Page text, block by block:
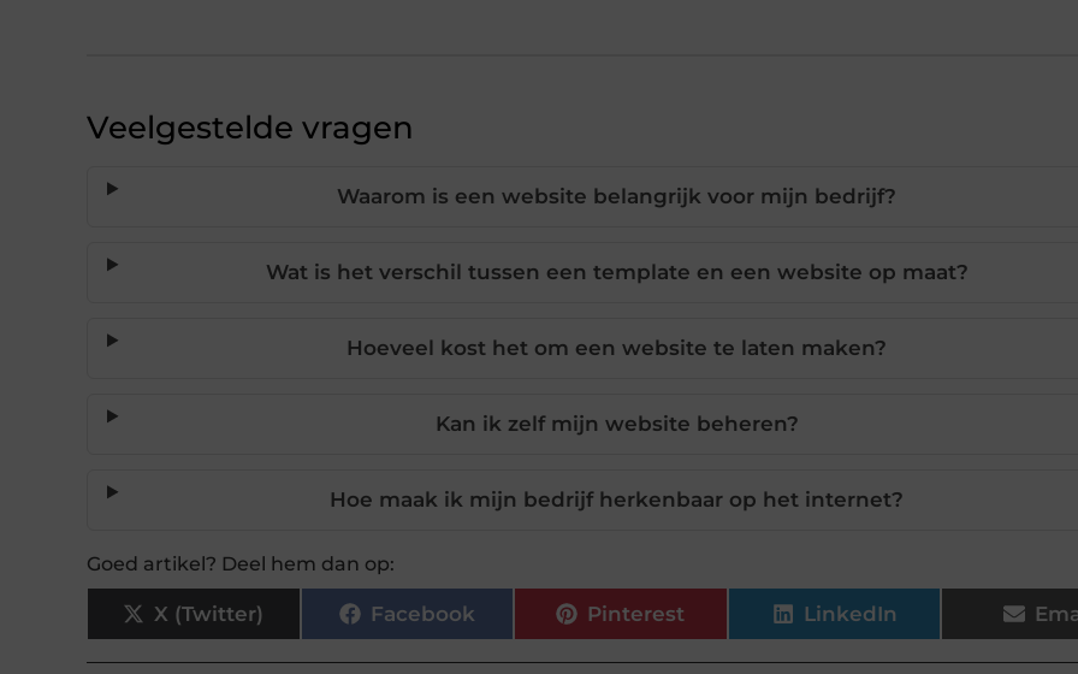
Veelgestelde vragen
Waarom is een website belangrijk voor mijn bedrijf?
Wat is het verschil tussen een template en een website op maat?
Hoeveel kost het om een website te laten maken?
Kan ik zelf mijn website beheren?
Hoe maak ik mijn bedrijf herkenbaar op het internet?
Goed artikel? Deel hem dan op:
X (Twitter) Facebook Pinterest LinkedIn